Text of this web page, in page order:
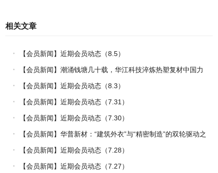
相关文章
【会员新闻】近期会员动态（8.5）
【会员新闻】潮涌钱塘几十载，华江科技淬炼热塑复材中国力
量
【会员新闻】近期会员动态（8.3）
【会员新闻】近期会员动态（7.31）
【会员新闻】近期会员动态（7.30）
【会员新闻】华普新材：“建筑外衣”与“精密制造”的双轮驱动之
路
【会员新闻】近期会员动态（7.28）
【会员新闻】近期会员动态（7.27）